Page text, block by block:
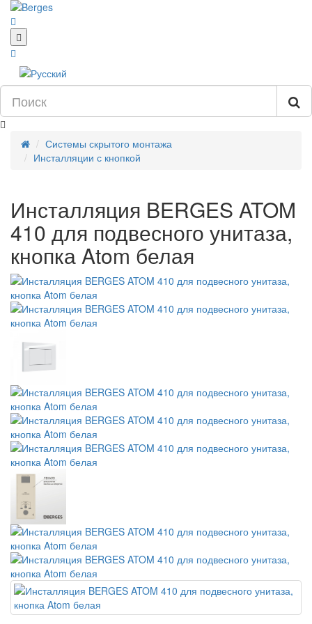
Системы скрытого монтажа
Инсталляции с кнопкой
Инсталляция BERGES ATOM
410 для подвесного унитаза,
кнопка Atom белая